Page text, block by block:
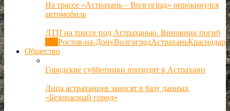
На трассе «Астрахань – Волгоград» опрокинулся
автомобиль
ДТП на трассе под Астраханью. Виновник погиб
Ростов-на-ДонуВолгоградАстраханьКраснодар
Общество
Городские субботники проходят в Астрахани
Лица астраханцев заносят в базу данных
«Безопасный город»